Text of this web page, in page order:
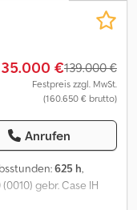
€139.000 €
Festpreis zzgl. MwSt.
(160.650 € brutto)
Anrufen
625 h,
(0010) gebr. Case IH
Ausstattung (0030)